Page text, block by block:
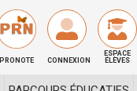
PRONOTE CONNEXION
ESPACE
ÉLÈVES